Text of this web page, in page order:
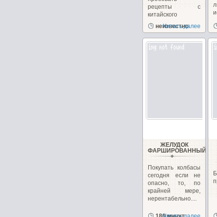
рецепты с
китайского
кулинарного
сайта. Сегодня...
неизвестно
Читать далее
ЖЕЛУДОК
ФАРШИРОВАННЫЙ
Покупать колбасы
сегодня если не
опасно, то, по
крайней мере,
нерентабельно....